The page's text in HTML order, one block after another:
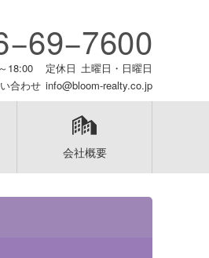
18:00 定休日 土曜日・日曜日
合わせ info@bloom-realty.co.jp
会社概要